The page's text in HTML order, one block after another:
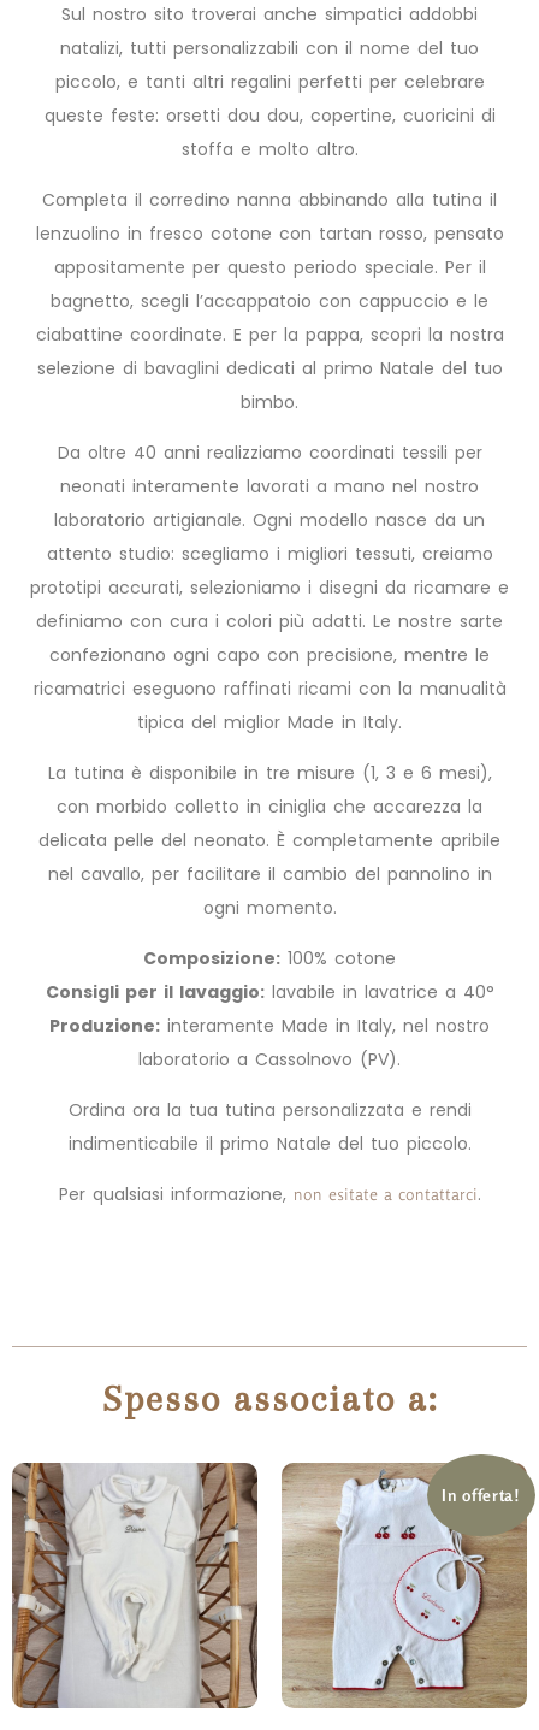
Sul nostro sito troverai anche simpatici addobbi
natalizi, tutti personalizzabili con il nome del tuo
piccolo, e tanti altri regalini perfetti per celebrare
queste feste: orsetti dou dou, copertine, cuoricini di
stoffa e molto altro.
Completa il corredino nanna abbinando alla tutina il
lenzuolino in fresco cotone con tartan rosso, pensato
appositamente per questo periodo speciale. Per il
bagnetto, scegli l’accappatoio con cappuccio e le
ciabattine coordinate. E per la pappa, scopri la nostra
selezione di bavaglini dedicati al primo Natale del tuo
bimbo.
Da oltre 40 anni realizziamo coordinati tessili per
neonati interamente lavorati a mano nel nostro
laboratorio artigianale. Ogni modello nasce da un
attento studio: scegliamo i migliori tessuti, creiamo
prototipi accurati, selezioniamo i disegni da ricamare e
definiamo con cura i colori più adatti. Le nostre sarte
confezionano ogni capo con precisione, mentre le
ricamatrici eseguono raffinati ricami con la manualità
tipica del miglior Made in Italy.
La tutina è disponibile in tre misure (1, 3 e 6 mesi),
con morbido colletto in ciniglia che accarezza la
delicata pelle del neonato. È completamente apribile
nel cavallo, per facilitare il cambio del pannolino in
ogni momento.
Composizione: 100% cotone
Consigli per il lavaggio:lavabile in lavatrice a 40°
Produzione: interamente Made in Italy, nel nostro
laboratorio a Cassolnovo (PV).
Ordina ora la tua tutina personalizzata e rendi
indimenticabile il primo Natale del tuo piccolo.
Per qualsiasi informazione, non esitate a contattarci.
Spesso associato a:
In offerta!